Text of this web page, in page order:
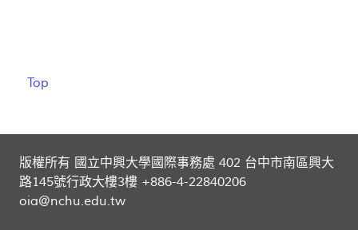
Top
版權所有 國立中興大學國際事務處 402 台中市南區興大
路145號行政大樓3樓 +886-4-22840206
oia@nchu.edu.tw